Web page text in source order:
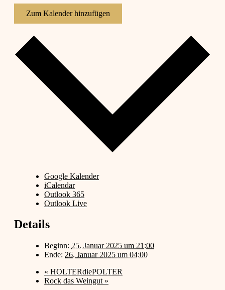
Zum Kalender hinzufügen
Google Kalender
iCalendar
Outlook 365
Outlook Live
Details
Beginn: 25. Januar 2025 um 21:00
Ende: 26. Januar 2025 um 04:00
« HOLTERdiePOLTER
Rock das Weingut »